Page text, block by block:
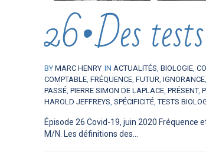
26•Des
BY MARC HENRY IN ACTUALITÉS, BIOLOGIE,
COMPTABLE, FRÉQUENCE, FUTUR, IGNORANCE,
PASSÉ, PIERRE SIMON DE LAPLACE, PRÉSENT,
HAROLD JEFFREYS, SPÉCIFICITÉ,TESTS
Épisode 26 Covid-19, juin 2020
M/N. Les définitions des...